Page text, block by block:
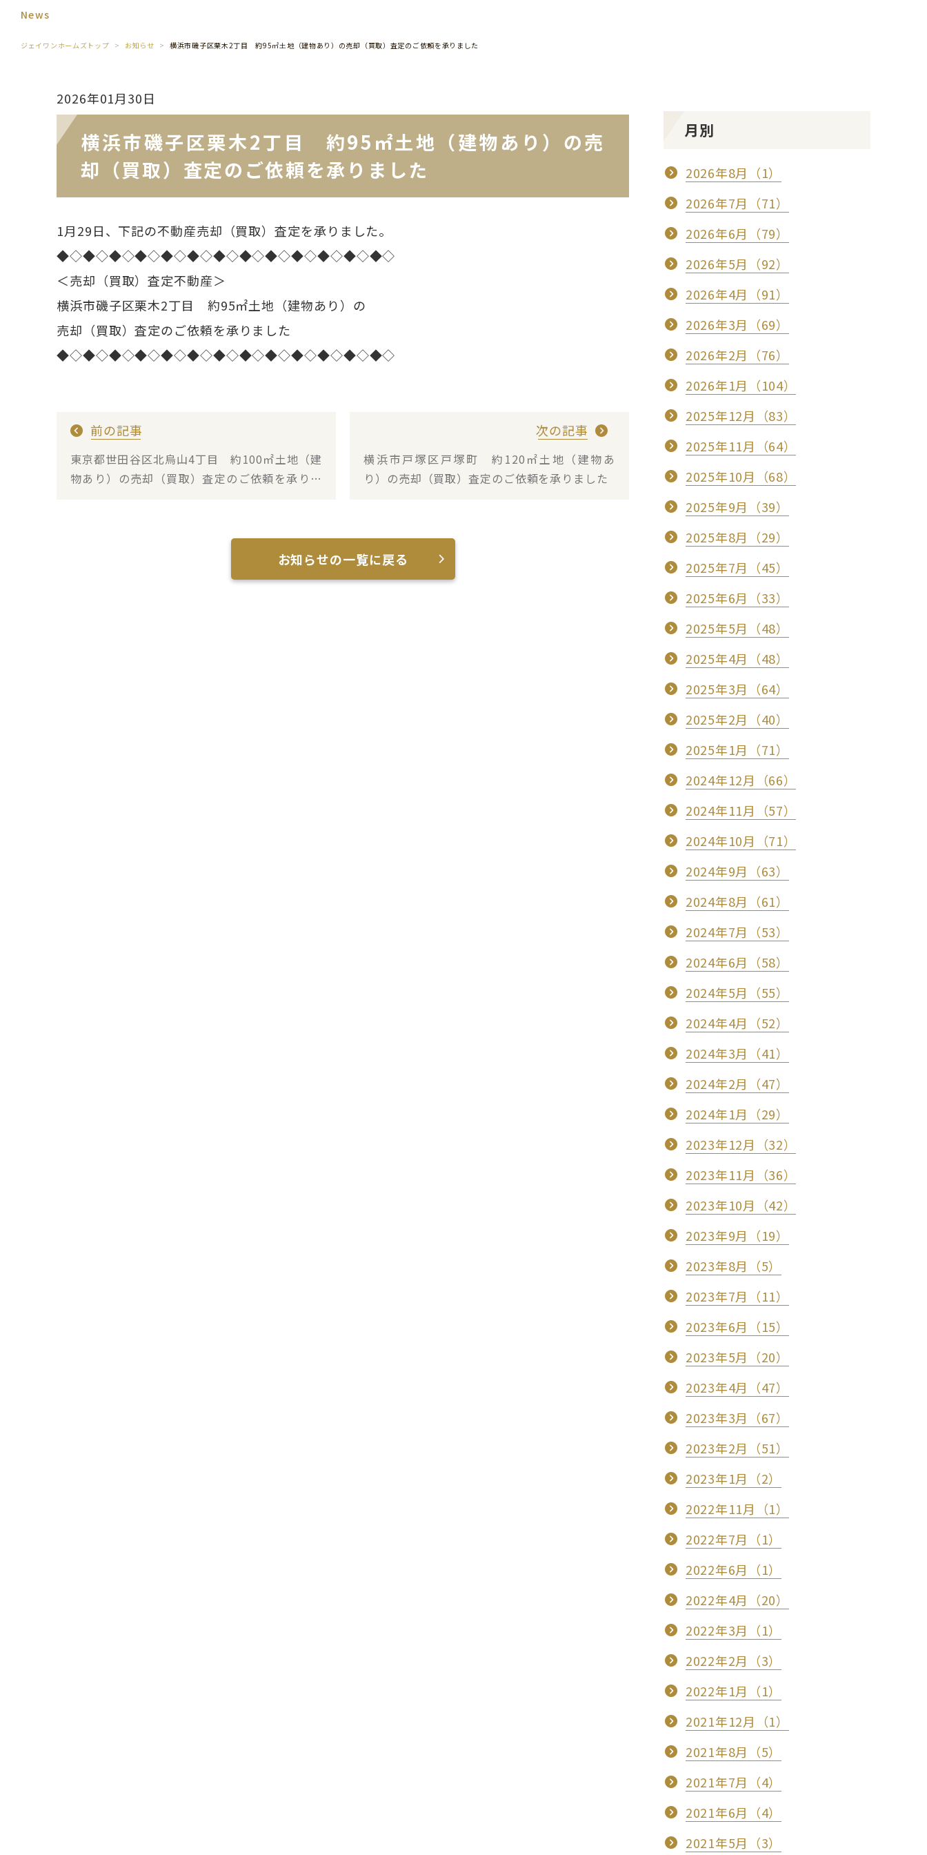
News
ジェイワンホームズトップ お知らせ 横浜市磯子区栗木2丁目 約95㎡土地（建物あり）の売却（買取）査定のご依頼を承りました
2026年01月30日
横浜市磯子区栗木2丁目 約95㎡土地（建物あり）の売
却（買取）査定のご依頼を承りました
1月29日、下記の不動産売却（買取）査定を承りました。
◆◇◆◇◆◇◆◇◆◇◆◇◆◇◆◇◆◇◆◇◆◇◆◇◆◇
＜売却（買取）査定不動産＞
横浜市磯子区栗木2丁目 約95㎡土地（建物あり）の
売却（買取）査定のご依頼を承りました
◆◇◆◇◆◇◆◇◆◇◆◇◆◇◆◇◆◇◆◇◆◇◆◇◆◇
前の記事
東京都世田谷区北烏山4丁目 約100㎡土地（建
物あり）の売却（買取）査定のご依頼を承りま
次の記事
横浜市戸塚区戸塚町 約120㎡土地（建物あ
り）の売却（買取）査定のご依頼を承りました
お知らせの一覧に戻る
月別
2026年8月（1）
2026年7月（71）
2026年6月（79）
2026年5月（92）
2026年4月（91）
2026年3月（69）
2026年2月（76）
2026年1月（104）
2025年12月（83）
2025年11月（64）
2025年10月（68）
2025年9月（39）
2025年8月（29）
2025年7月（45）
2025年6月（33）
2025年5月（48）
2025年4月（48）
2025年3月（64）
2025年2月（40）
2025年1月（71）
2024年12月（66）
2024年11月（57）
2024年10月（71）
2024年9月（63）
2024年8月（61）
2024年7月（53）
2024年6月（58）
2024年5月（55）
2024年4月（52）
2024年3月（41）
2024年2月（47）
2024年1月（29）
2023年12月（32）
2023年11月（36）
2023年10月（42）
2023年9月（19）
2023年8月（5）
2023年7月（11）
2023年6月（15）
2023年5月（20）
2023年4月（47）
2023年3月（67）
2023年2月（51）
2023年1月（2）
2022年11月（1）
2022年7月（1）
2022年6月（1）
2022年4月（20）
2022年3月（1）
2022年2月（3）
2022年1月（1）
2021年12月（1）
2021年8月（5）
2021年7月（4）
2021年6月（4）
2021年5月（3）